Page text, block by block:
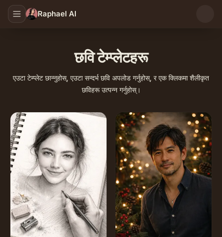
Raphael AI
छवि टेम्प्लेटहरू
एउटा टेम्प्लेट छान्नुहोस्, एउटा सन्दर्भ छवि अपलोड गर्नुहोस्, र एक क्लिकमा शैलीकृत
छविहरू उत्पन्न गर्नुहोस्।